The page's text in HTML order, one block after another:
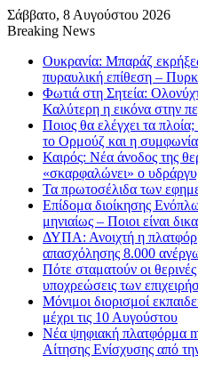
Σάββατο, 8 Αυγούστου 2026
Breaking News
Ουκρανία: Μπαράζ
πυραυλική επίθεση –
Φωτιά στη Σητεία:
Καλύτερη η εικόνα στην
Ποιος θα ελέγχει τα
το Ορμούζ και η συμφωνία
Καιρός: Νέα άνοδος της
«σκαρφαλώνει» ο
Τα πρωτοσέλιδα των
Επίδομα διοίκησης
μηνιαίως – Ποιοι είναι
ΔΥΠΑ: Ανοιχτή η
απασχόλησης 8.000
Πότε σταματούν οι
υποχρεώσεις των
Μόνιμοι διορισμοί
μέχρι τις 10 Αυγούστου
Νέα ψηφιακή πλατφόρμα
Αίτησης Ενίσχυσης από